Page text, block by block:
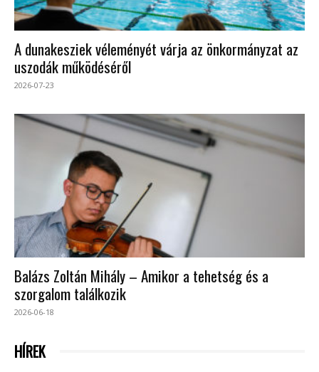
A dunakesziek véleményét várja az önkormányzat az
uszodák működéséről
2026-07-23
Balázs Zoltán Mihály – Amikor a tehetség és a
szorgalom találkozik
2026-06-18
HÍREK